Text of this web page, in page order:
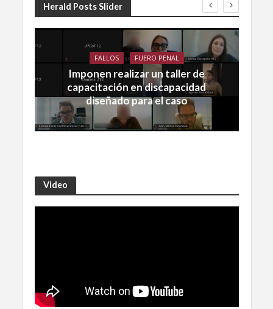
Herald Posts Slider
FALLOS FUERO PENAL
Imponen realizar un taller de
capacitación en discapacidad
diseñado para el caso
Video